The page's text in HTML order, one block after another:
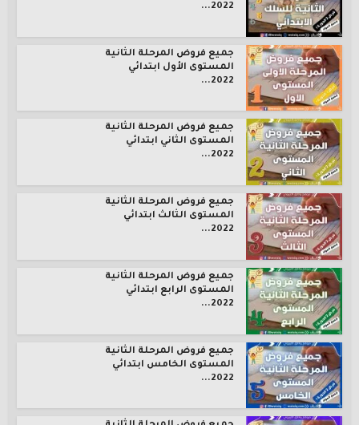
2022...
جميع فروض المرحلة الثانية
المستوى الأول ابتدائي
2022...
جميع فروض المرحلة الثانية
المستوى الثاني ابتدائي
2022...
جميع فروض المرحلة الثانية
المستوى الثالث ابتدائي
2022...
جميع فروض المرحلة الثانية
المستوى الرابع ابتدائي
2022...
جميع فروض المرحلة الثانية
المستوى الخامس ابتدائي
2022...